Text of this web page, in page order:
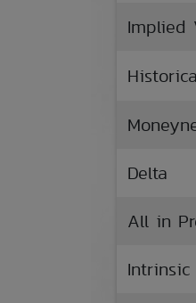
Implied
Delta
All in
Intrinsic